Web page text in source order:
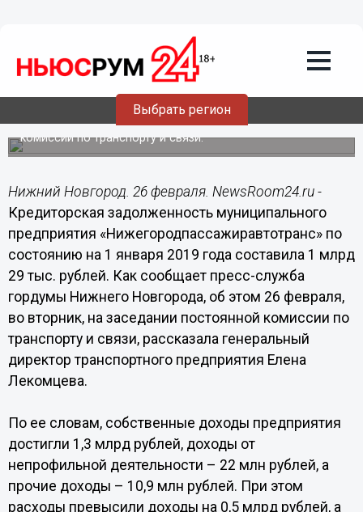
Выбрать регион
Задолженность НПАТ превысила
миллиард рублей
Финансово-хозяйственную деятельность
муниципального предприятия обсудили на заседании
комиссии по транспорту и связи.
Нижний Новгород. 26 февраля. NewsRoom24.ru -
Кредиторская задолженность муниципального
предприятия «Нижегородпассажиравтотранс» по
состоянию на 1 января 2019 года составила 1 млрд
29 тыс. рублей. Как сообщает пресс-служба
гордумы Нижнего Новгорода, об этом 26 февраля,
во вторник, на заседании постоянной комиссии по
транспорту и связи, рассказала генеральный
директор транспортного предприятия Елена
Лекомцева.
По ее словам, собственные доходы предприятия
достигли 1,3 млрд рублей, доходы от
непрофильной деятельности – 22 млн рублей, а
прочие доходы – 10,9 млн рублей. При этом
расходы превысили доходы на 0,5 млрд рублей, а